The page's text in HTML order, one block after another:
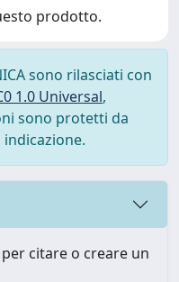
prodotto.
sono rilasciati con
1.0 Universal,
sono protetti da
citare o creare un